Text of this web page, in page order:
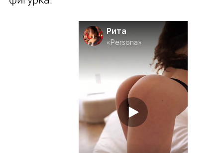
Рита
«Persona»